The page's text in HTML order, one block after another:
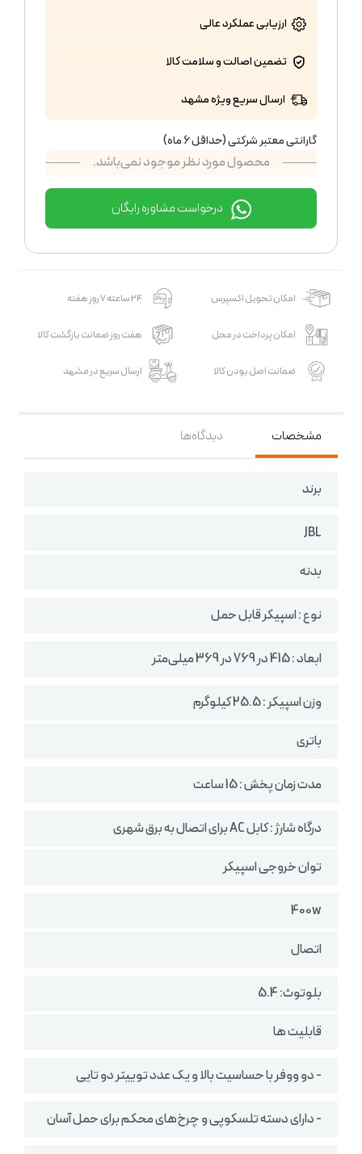
ارزیابی عملکردعالی
تضمین اصالت و سلامت کالا
ارسال سریع ویژه مشهد
گارانتی معتبر شرکتی (حداقل 6 ماه)
محصول مورد نظر موجود نمی‌باشد.
درخواست مشاوره رایگان
امکان تحویل اکسپرس 24 ساعته 7 روز هفته
امکان پرداخت در محل هفت روز ضمانت بازگشت کالا
ضمانت اصل بودن کالا ارسال سریع در مشهد
مشخصات دیدگاه‌ها
برند
JBL
بدنه
نوع : اسپیکر قابل حمل
ابعاد : 415 در 769 در 369 میلی‌متر
وزن اسپیکر :‌ 25.5 کیلوگرم
باتری
مدت زمان پخش : 15 ساعت
درگاه شارژ : کابل AC برای اتصال به برق شهری
توان خروجی اسپیکر
400w
اتصال
بلوتوث: 5.4
قابلیت ها
- دو ووفر با حساسیت بالا و یک عدد توییتر دو تایی
- دارای دسته تلسکوپی و چرخ‌های محکم برای حمل آسان